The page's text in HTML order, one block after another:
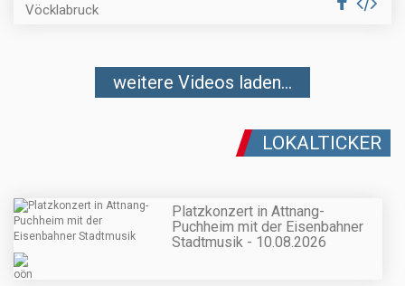
Vöcklabruck
weitere Videos laden...
LOKALTICKER
Platzkonzert in Attnang-
Puchheim mit der Eisenbahner
Stadtmusik - 10.08.2026